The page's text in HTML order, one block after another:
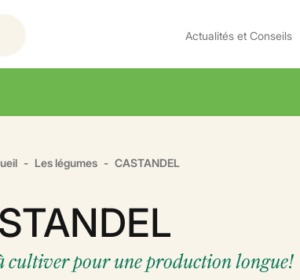
Actualités et Conseils
Les légumes CASTANDEL
cultiver pour une production longue!